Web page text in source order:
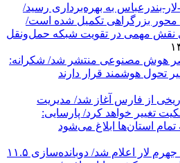
بندرعباس به بهره‌برداری رسید/
۸۰ درصد این محور بزرگراهی تکمیل شده است/
نقش مهمی در تقویت شبکه حمل‌ونقل
هوش مصنوعی منتشر شد/ شکرانه:
تحول هوشمند قرار دارند
از فارس آغاز شد/ مدیریت
تغییر خواهد کرد/ پارسایی:
تمام استان‌ها ابلاغ می‌‌شود
افتتاح پروژه جدید بزرگراه جهرم لار اعلام شد/ دوبانده‌سازی ۱۱.۵